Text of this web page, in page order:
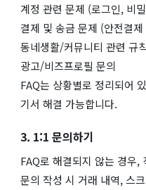
계정 관련 문제 (로그인, 비
결제 및 송금 문제 (안전결
동네생활/커뮤니티 관련 규
광고/비즈프로필 문의
FAQ는 상황별로 정리되어
기서 해결 가능합니다.
3. 1:1 문의하기
FAQ로 해결되지 않는 경우,
문의 작성 시 거래 내역, 스